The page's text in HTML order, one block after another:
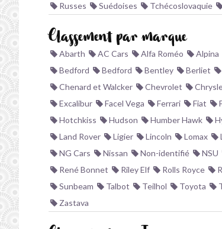
Russes
Suédoises Tchécoslovaquie
Classement par marque
Abarth AC Cars Alfa Roméo Alpina
Bedford
Bedford Bentley Berliet
Chenard et Walcker
Chevrolet
Excalibur
Facel Vega Ferrari Fiat
Hotchkiss
Hudson Humber Hawk
Land Rover
Ligier Lincoln Lomax
NG Cars
Nissan Non-identifié NSU
René Bonnet
Riley Elf Rolls Royce
Sunbeam
Talbot Teilhol Toyota
Zastava